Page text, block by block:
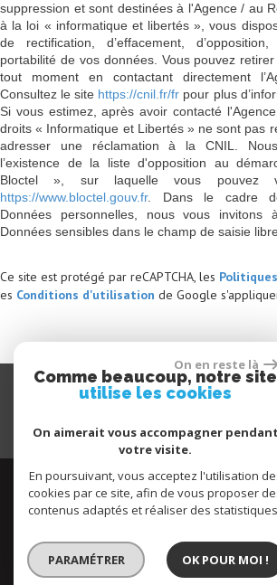
suppression et sont destinées à l'Agence / au
à la loi « informatique et libertés », vous
de rectification, d’effacement,
portabilité de vos données. Vous pouvez
tout moment en contactant directement
Consultez le site https://cnil.fr/fr pour plus
Si vous estimez, après avoir contacté
droits « Informatique et Libertés » ne sont pas
adresser une réclamation à la CNIL.
l’existence de la liste d'opposition au
Bloctel », sur laquelle vous pouvez
https://www.bloctel.gouv.fr. Dans le cadre
Données personnelles, nous vous
Données sensibles dans le champ de saisie
Ce site est protégé par reCAPTCHA, les
es Conditions d'utilisation de Google
© 2026 | Tous droits réservés | Traduction powered by
Mentions légales
Nos honoraires
Site internet compatible multi-
un seul site adaptable à tous les
On en reste là
Comme beaucoup, notre site
utilise les cookies
On aimerait vous accompagner pendant
votre visite.
En poursuivant, vous acceptez l'utilisation
cookies par ce site, afin de vous proposer
contenus adaptés et réaliser des
PARAMÉTRER OK POUR MOI !